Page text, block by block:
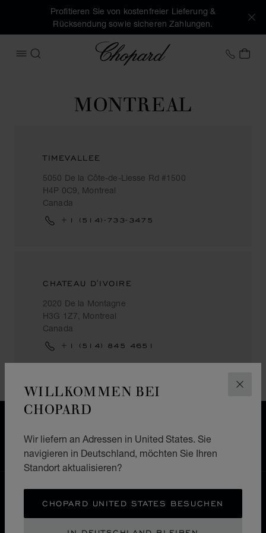
WILLKOMMEN BEI
CHOPARD
Wir liefern an Adressen in United States. Sie
navigieren in Deutschland, möchten Sie Ihren
Standort aktualisieren?
CHOPARD UNITED STATES BESUCHEN
Profitieren Sie von kostenfreier Lieferung &
Rücksendung sowie sicheren Zahlungen.
MENÜ ÖFFNEN
SUCHEN
Chopard +49
MONTREAL
TIMEVALLEE
5050 De la Côte-de-Liesse Rd #1500
H4P 0C9, Montreal
Canada
+1 (514)-733-3475
CHATEAU D'IVOIRE
2020 De la Montagne
H3G 1Z7, Montreal
Canada
+1 (514) 845 4651
SICHERE BEZAHLUNG
UMTAUSCH
HOME EINE BOUTIQUE FINDEN